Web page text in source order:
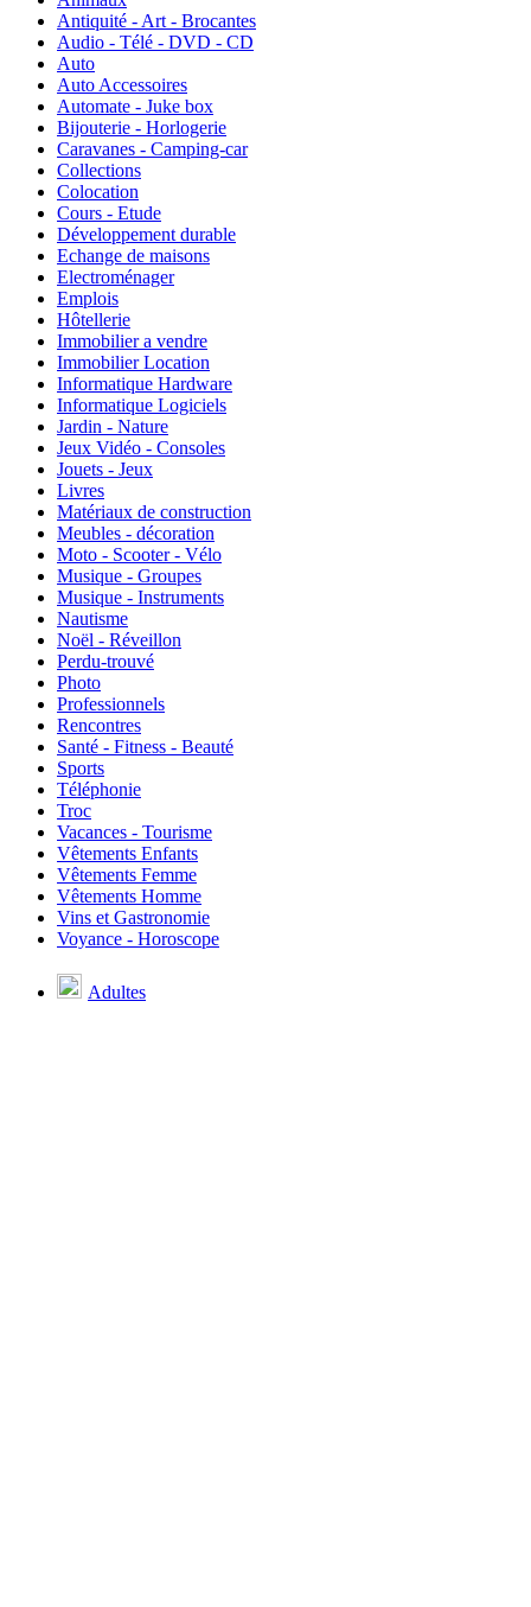
Antiquité - Art - Brocantes
Audio - Télé - DVD - CD
Auto
Auto Accessoires
Automate - Juke box
Bijouterie - Horlogerie
Caravanes - Camping-car
Collections
Colocation
Cours - Etude
Développement durable
Echange de maisons
Electroménager
Emplois
Hôtellerie
Immobilier a vendre
Immobilier Location
Informatique Hardware
Informatique Logiciels
Jardin - Nature
Jeux Vidéo - Consoles
Jouets - Jeux
Livres
Matériaux de construction
Meubles - décoration
Moto - Scooter - Vélo
Musique - Groupes
Musique - Instruments
Nautisme
Noël - Réveillon
Perdu-trouvé
Photo
Professionnels
Rencontres
Santé - Fitness - Beauté
Sports
Téléphonie
Troc
Vacances - Tourisme
Vêtements Enfants
Vêtements Femme
Vêtements Homme
Vins et Gastronomie
Voyance - Horoscope
Adultes